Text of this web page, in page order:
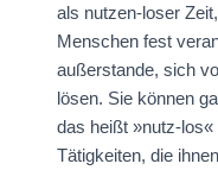
als nutzen-loser
Menschen fest
außerstande, sich
lösen. Sie können
das heißt »nutz-
Tätigkeiten, die